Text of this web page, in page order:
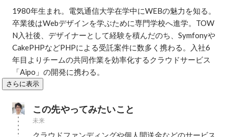
1980年生まれ。電気通信大学在学中にWEBの魅力を知る。
卒業後はWebデザインを学ぶために専門学校へ進学。TOW
N入社後、デザイナーとして経験を積んだのち、Symfonyや
CakePHPなどPHPによる受託案件に数多く携わる。入社6
年目よりチームの共同作業を効率化するクラウドサービス
「Aipo」の開発に携わる。
さらに表示
この先やってみたいこと
未来
クラウドファンディングや個人間送金などのサービス